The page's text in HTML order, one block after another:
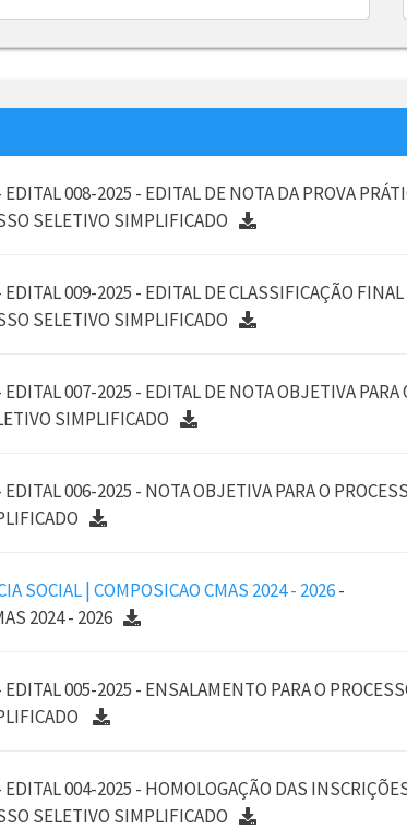
EDITAL 008-2025 - EDITAL DE NOTA DA PROVA
SELETIVO SIMPLIFICADO
EDITAL 009-2025 - EDITAL DE CLASSIFICAÇÃO FINAL
SELETIVO SIMPLIFICADO
EDITAL 007-2025 - EDITAL DE NOTA OBJETIVA PARA
SIMPLIFICADO
EDITAL 006-2025 - NOTA OBJETIVA PARA O
SOCIAL | COMPOSICAO CMAS 2024 - 2026-
2024 - 2026
EDITAL 005-2025 - ENSALAMENTO PARA O
EDITAL 004-2025 - HOMOLOGAÇÃO DAS
SELETIVO SIMPLIFICADO